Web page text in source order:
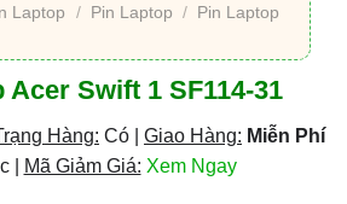
Laptop / Pin Laptop / Pin Laptop
Acer Swift 1 SF114-31
Hàng: Có | Giao Hàng: Miễn Phí
|
Mã Giảm Giá: Xem Ngay